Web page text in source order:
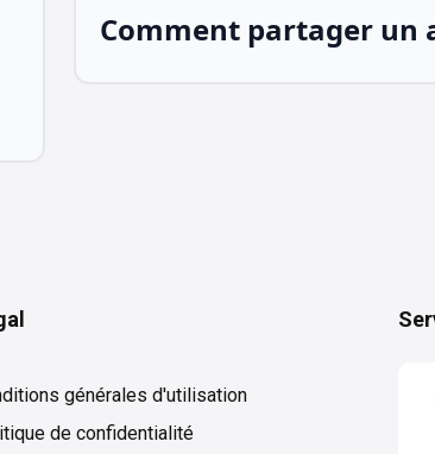
Comment partager un
générales d'utilisation
de confidentialité